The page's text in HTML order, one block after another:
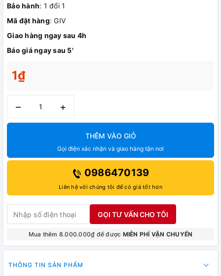
Bảo hành: 1 đổi 1
Mã đặt hàng: GIV
Giao hàng ngay sau 4h
Báo giá ngay sau 5'
1₫
– +
THÊM VÀO GIỎ
Gọi điện xác nhận và giao hàng tận nơi
0986470139
Liên hệ với chúng tôi để có giá tốt hơn
GỌI TƯ VẤN CHO TÔI
Mua thêm 8.000.000₫ để được MIỄN PHÍ VẬN CHUYỂN
THÔNG TIN SẢN PHẨM